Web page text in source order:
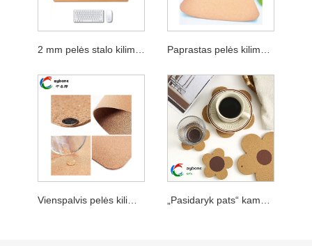
2 mm pelės stalo kilimėlis Paprastas pelės kilimėlis
Vienspalvis pelės kilimėlis „Pasidaryk pats“ kamštienos ekologiškas gėlių padėkliukas